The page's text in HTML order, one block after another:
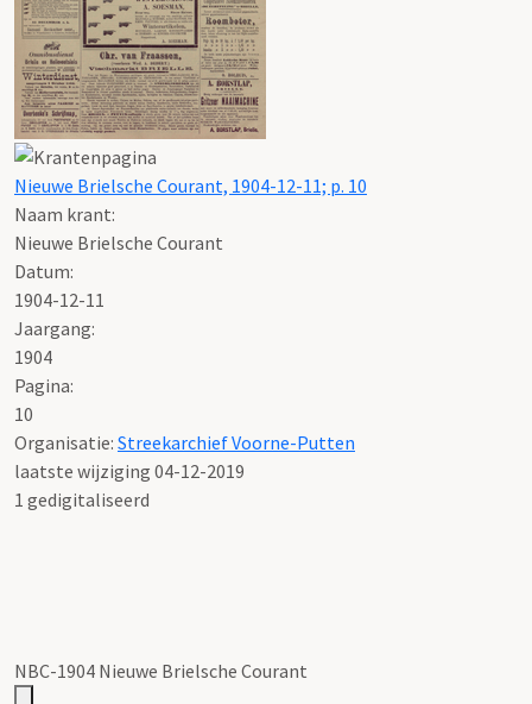
Nieuwe Brielsche Courant, 1904-12-11; p. 10
Naam krant:
Nieuwe Brielsche Courant
Datum:
1904-12-11
Jaargang:
1904
Pagina:
10
Organisatie: Streekarchief Voorne-Putten
laatste wijziging 04-12-2019
1 gedigitaliseerd
NBC-1904 Nieuwe Brielsche Courant